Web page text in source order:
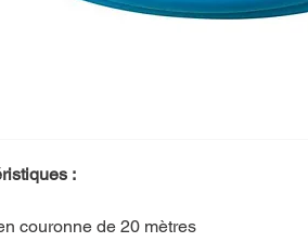
:
couronne de 20 mètres